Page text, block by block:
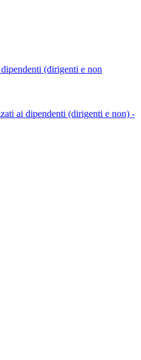
(dirigenti e non
ai dipendenti (dirigenti e non) -